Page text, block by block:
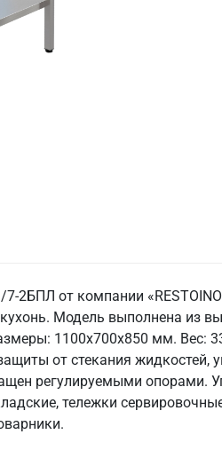
2БПЛ от компании
Модель выполнена из
1100x700x850 мм. Вес:
от стекания
регулируемыми опорами.
тележки